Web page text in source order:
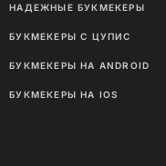
НАДЕЖНЫЕ БУКМЕКЕРЫ
БУКМЕКЕРЫ С ЦУПИС
БУКМЕКЕРЫ НА ANDROID
БУКМЕКЕРЫ НА IOS